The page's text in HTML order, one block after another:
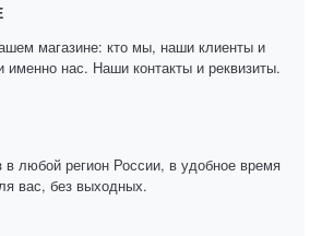
магазине: кто мы, наши клиенты и
именно нас. Наши контакты и реквизиты.
в любой регион России, в удобное время
вас, без выходных.